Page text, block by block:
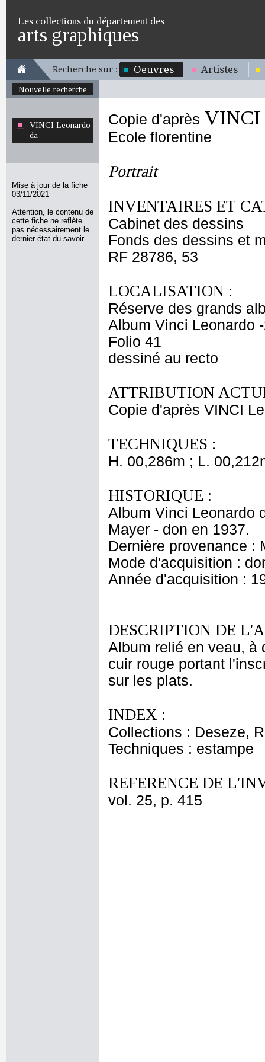
Les collections du département des
arts graphiques
Recherche sur : Oeuvres Artistes
Nouvelle recherche
VINCI Leonardo
da
Mise à jour de la fiche
03/11/2021
Attention, le contenu de
cette fiche ne reflète
pas nécessairement le
dernier état du savoir.
Copie d'après VINCI
Ecole florentine
Portrait
INVENTAIRES ET
Cabinet des dessins
Fonds des dessins et
RF 28786, 53
LOCALISATION :
Réserve des grands
Album Vinci Leonardo
Folio 41
dessiné au recto
ATTRIBUTION
Copie d'après VINCI
TECHNIQUES :
H. 00,286m ; L.
HISTORIQUE :
Album Vinci Leonardo
Mayer - don en 1937.
Dernière provenance :
Mode d'acquisition :
Année d'acquisition :
DESCRIPTION DE
Album relié en veau, à
cuir rouge portant
sur les plats.
INDEX :
Collections : Deseze,
Techniques : estampe
REFERENCE DE
vol. 25, p. 415